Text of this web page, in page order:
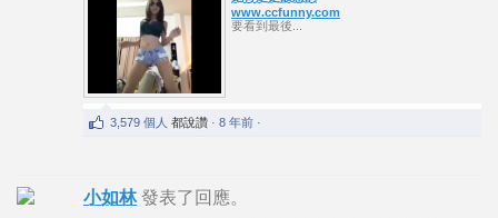
www.ccfunny.com
要看到最後...
3,579 個人 都說讚 · 8 年前 ·
小如林 發表了回應。